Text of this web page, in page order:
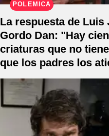
POLÉMICA
La respuesta de Luis
Gordo Dan: "Hay
criaturas que no
que los padres los